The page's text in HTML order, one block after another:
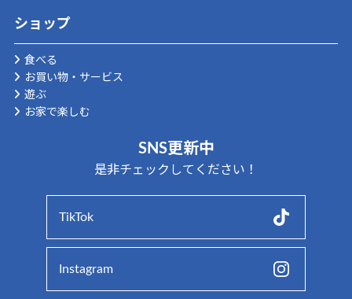
ショップ
食べる
お買い物・サービス
遊ぶ
お家で楽しむ
SNS更新中
是非チェックしてください！
TikTok
Instagram